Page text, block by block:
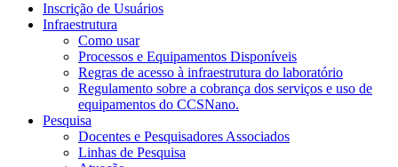
Inscrição de Usuários
Infraestrutura
Como usar
Processos e Equipamentos Disponíveis
Regras de acesso à infraestrutura do laboratório
Regulamento sobre a cobrança dos serviços e uso de
equipamentos do CCSNano.
Pesquisa
Docentes e Pesquisadores Associados
Linhas de Pesquisa